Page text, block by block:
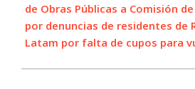
de Obras Públicas a Comisión
por denuncias de residentes de
Latam por falta de cupos para